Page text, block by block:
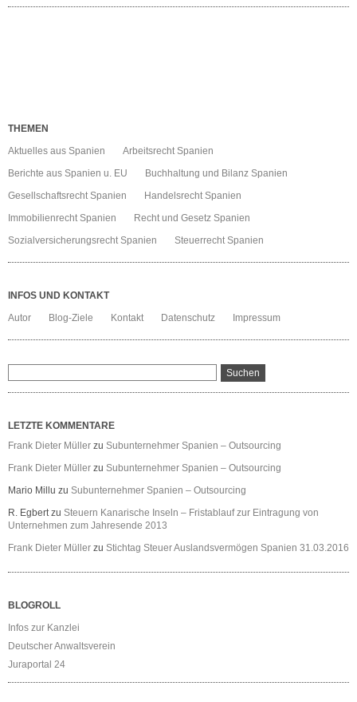
Coronavirus
THEMEN
Aktuelles aus Spanien
Arbeitsrecht Spanien
Berichte aus Spanien u. EU
Buchhaltung und Bilanz Spanien
Gesellschaftsrecht Spanien
Handelsrecht Spanien
Immobilienrecht Spanien
Recht und Gesetz Spanien
Sozialversicherungsrecht Spanien
Steuerrecht Spanien
INFOS UND KONTAKT
Autor
Blog-Ziele Kontakt Datenschutz Impressum
LETZTE KOMMENTARE
Frank Dieter Müller zu Subunternehmer Spanien – Outsourcing
Frank Dieter Müller zu Subunternehmer Spanien – Outsourcing
Mario Millu zu Subunternehmer Spanien – Outsourcing
R. Egbertzu Steuern Kanarische Inseln – Fristablauf zur Eintragung von
Unternehmen zum Jahresende 2013
Frank Dieter Müller zu Stichtag Steuer Auslandsvermögen Spanien 31.03.2016
BLOGROLL
Infos zur Kanzlei
Deutscher Anwaltsverein
Juraportal 24